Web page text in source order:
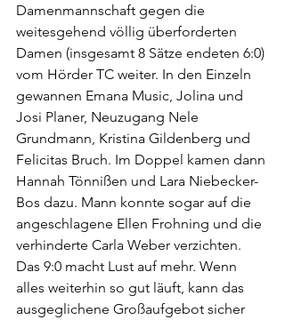
Damenmannschaft gegen die
weitesgehend völlig überforderten
Damen (insgesamt 8 Sätze endeten 6:0)
vom Hörder TC weiter. In den Einzeln
gewannen Emana Music, Jolina und
Josi Planer, Neuzugang Nele
Grundmann, Kristina Gildenberg und
Felicitas Bruch. Im Doppel kamen dann
Hannah Tönnißen und Lara Niebecker-
Bos dazu. Mann konnte sogar auf die
angeschlagene Ellen Frohning und die
verhinderte Carla Weber verzichten.
Das 9:0 macht Lust auf mehr. Wenn
alles weiterhin so gut läuft, kann das
ausgeglichene Großaufgebot sicher